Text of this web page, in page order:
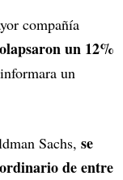
compañía
un 12%
un
Sachs, se
de entre